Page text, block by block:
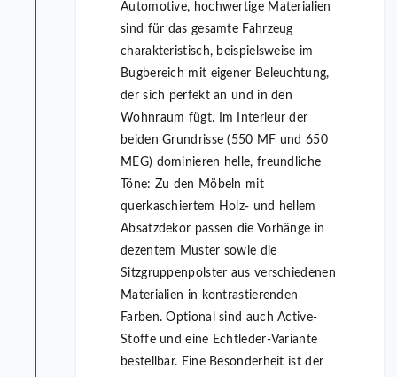
Automotive, hochwertige Materialien
sind für das gesamte Fahrzeug
charakteristisch, beispielsweise im
Bugbereich mit eigener Beleuchtung,
der sich perfekt an und in den
Wohnraum fügt. Im Interieur der
beiden Grundrisse (550 MF und 650
MEG) dominieren helle, freundliche
Töne: Zu den Möbeln mit
querkaschiertem Holz- und hellem
Absatzdekor passen die Vorhänge in
dezentem Muster sowie die
Sitzgruppenpolster aus verschiedenen
Materialien in kontrastierenden
Farben. Optional sind auch Active-
Stoffe und eine Echtleder-Variante
bestellbar. Eine Besonderheit ist der